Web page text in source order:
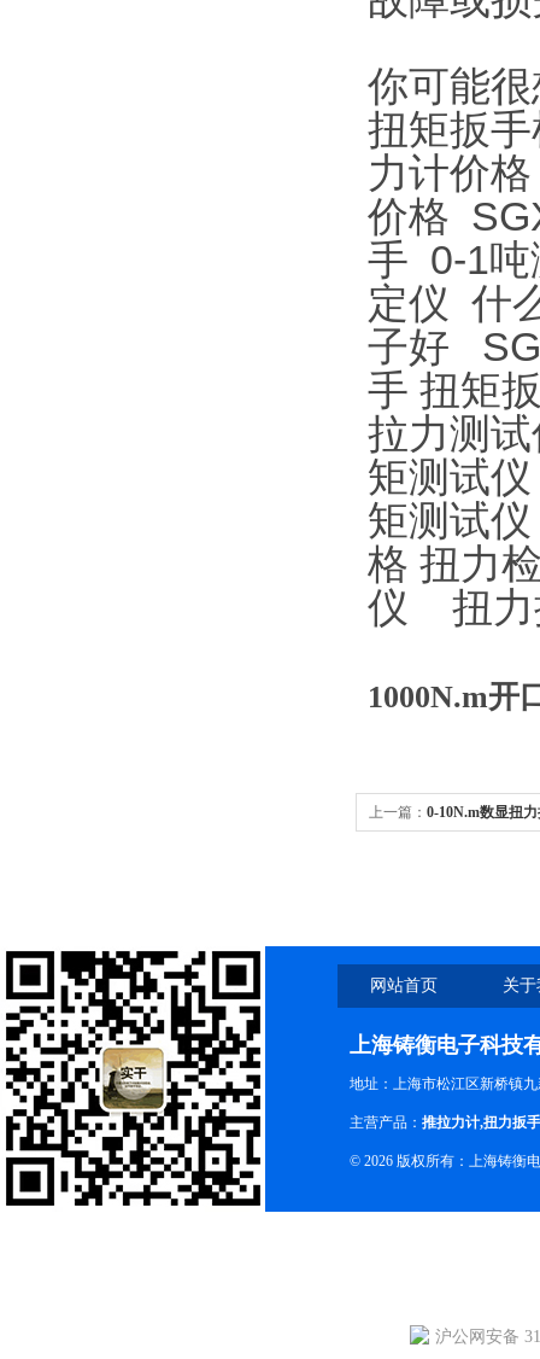
你可能
扭矩扳
力计价格
价格
手 0-1
定仪 什
子好
手 扭矩
拉力测
矩测试仪
矩测试仪
格 扭力
仪
扭
1000N.m开
上一篇： 0-10N.m数显扭
网站首页 关
上海铸衡电子科技
地址：上海市松江区新桥镇
主营产品： 推拉力计,扭力扳手
© 2026 版权所有：上海铸衡
沪公网安备